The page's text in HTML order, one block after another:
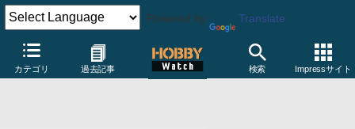
Powered by Translate
カテゴリ 過去記事 検索 Impressサイト